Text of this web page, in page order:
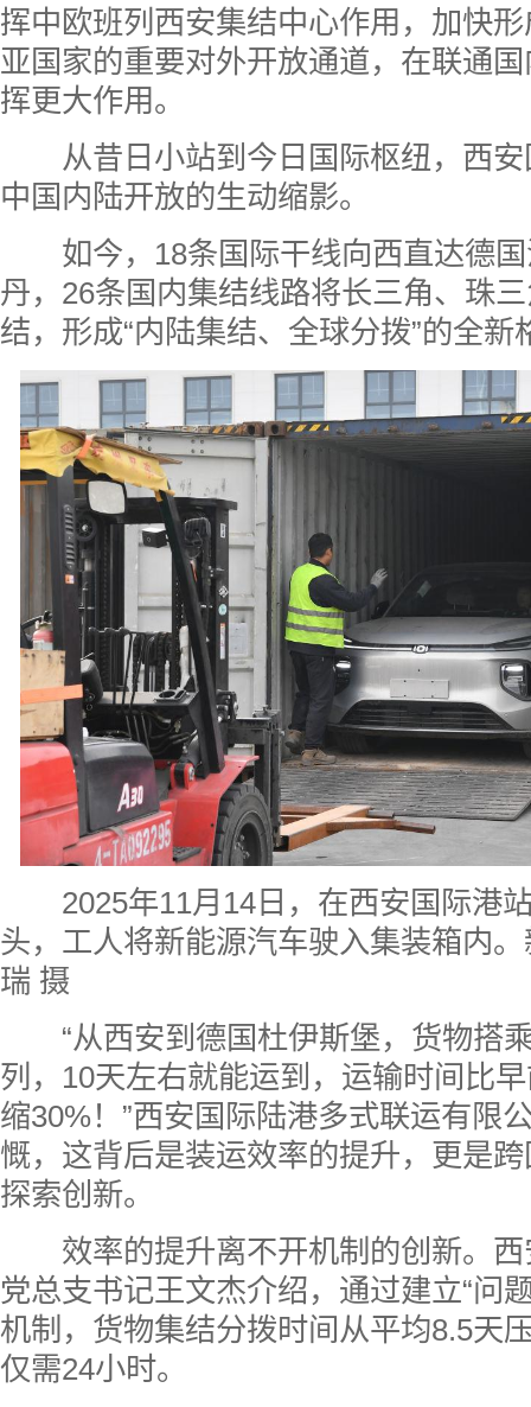
挥中欧班列西安集结中心作用，加快
亚国家的重要对外开放通道，在联通
挥更大作用。
从昔日小站到今日国际枢纽，西安
中国内陆开放的生动缩影。
如今，18条国际干线向西直达德国
丹，26条国内集结线路将长三角、珠
结，形成“内陆集结、全球分拨”的全新
2025年11月14日，在西安国际港
头，工人将新能源汽车驶入集装箱内
瑞 摄
“从西安到德国杜伊斯堡，货物搭
列，10天左右就能运到，运输时间比
缩30%！”西安国际陆港多式联运有限
慨，这背后是装运效率的提升，更是
探索创新。
效率的提升离不开机制的创新。西
党总支书记王文杰介绍，通过建立“问
机制，货物集结分拨时间从平均8.5天
仅需24小时。